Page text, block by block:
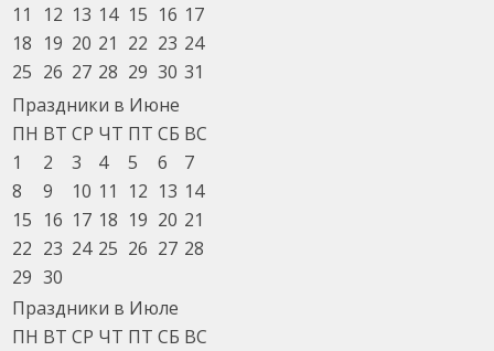
11
12 13 14 15 16 17
18 19 20 21 22 23 24
25 26 27 28 29 30 31
Праздники в Июне
ПН ВТ СР ЧТ ПТ СБ ВС
1
2 3 4 5 6
7
8
9 10 11 12 13 14
15 16 17 18 19 20 21
22 23 24 25 26 27 28
29 30
Праздники в Июле
ПН ВТ СР ЧТ ПТ СБ ВС